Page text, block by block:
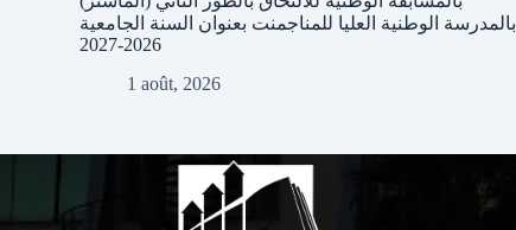
بالمدرسة الوطنية العليا للمناجمنت بعنوان السنة الجامعية
2026-2027
1 août, 2026